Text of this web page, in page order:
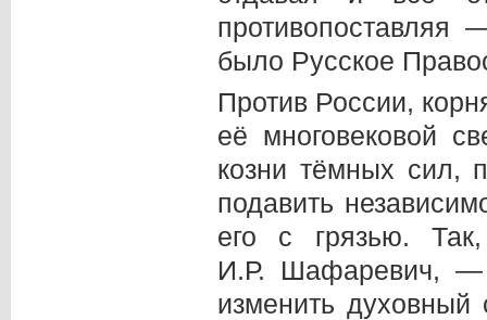
было Русское
Против России,
её многовековой
козни тёмных сил,
подавить
его с грязью.
И.Р. Шафаревич, —
изменить духовный